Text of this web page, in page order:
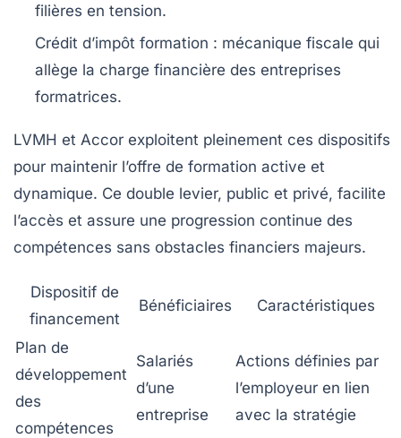
filières en tension.
Crédit d’impôt formation : mécanique fiscale qui
allège la charge financière des entreprises
formatrices.
LVMH et Accor exploitent pleinement ces dispositifs
pour maintenir l’offre de formation active et
dynamique. Ce double levier, public et privé, facilite
l’accès et assure une progression continue des
compétences sans obstacles financiers majeurs.
Dispositif de
financement
Bénéficiaires Caractéristiques
Plan de
développement
des
compétences
Salariés
d’une
entreprise
Actions définies par
l’employeur en lien
avec la stratégie